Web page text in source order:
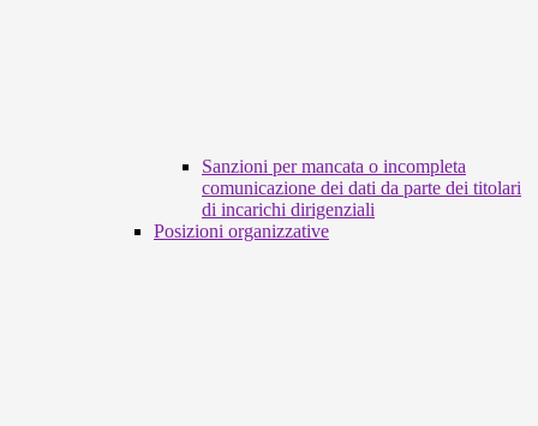
Sanzioni per mancata o incompleta
comunicazione dei dati da parte dei titolari
di incarichi dirigenziali
Posizioni organizzative